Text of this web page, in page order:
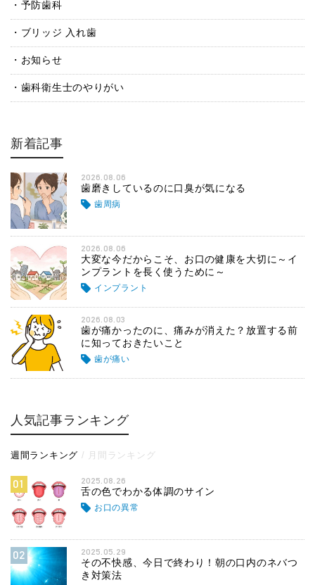
予防歯科
ブリッジ 入れ歯
お知らせ
歯科衛生士のやりがい
新着記事
2026.08.06
歯磨きしているのに口臭が気になる
歯周病
2026.08.06
大変な今だからこそ、お口の健康を大切に～イ
ンプラントを長く使うために～
インプラント
2026.08.03
歯が痛かったのに、痛みが消えた？放置する前
に知っておきたいこと
歯が痛い
人気記事ランキング
週間ランキング 月間ランキング
01 2025.08.26
舌の色でわかる体調のサイン
お口の異常
02 2025.05.29
その不快感、今日で終わり！朝の口内のネバつ
き対策法